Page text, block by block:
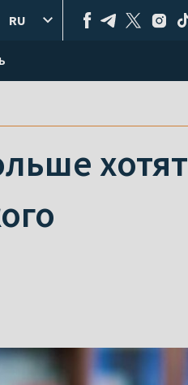
RU
хотят